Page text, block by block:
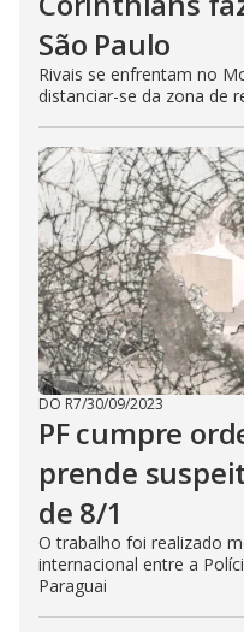
São Paulo
Rivais se enfrentam no
distanciar-se da zona de
DO R7/30/09/2023
PF cumpre
prende
de 8/1
O trabalho foi realizado
internacional entre a
Paraguai